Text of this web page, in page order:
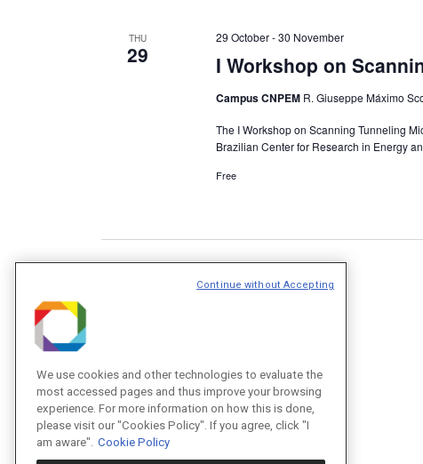
THU
29 I Workshop on
29 October-30 November
Campus CNPEM R. Giuseppe Máximo
The I Workshop on Scanning Tunneling
Brazilian Center for Research in Energy
Free
Events
We use cookies and other technologies to evaluate the
most accessed pages and thus improve your browsing
experience. For more information on how this is done,
please visit our "Cookies Policy". If you agree, click "I
am aware". Cookie Policy
Continue without Accepting